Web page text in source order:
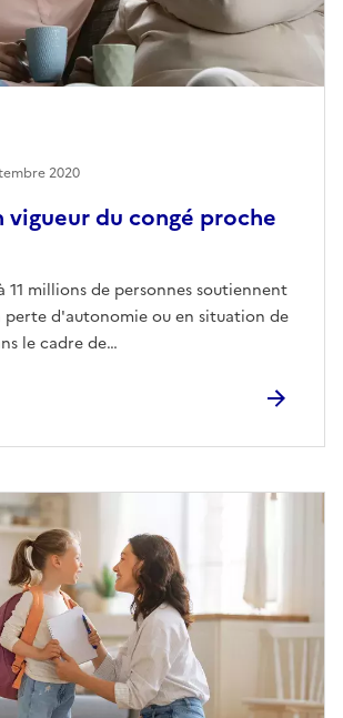
vigueur du congé proche
11 millions de personnes soutiennent
perte d'autonomie ou en situation de
le cadre de…
2020